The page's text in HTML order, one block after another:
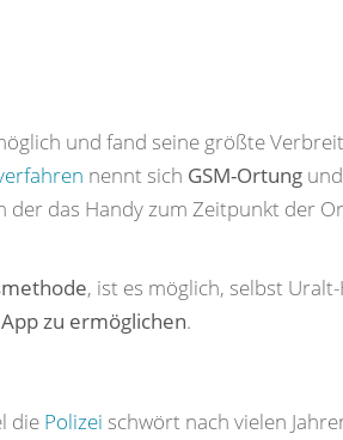
und fand seine größte
nennt sich GSM-Ortung
das Handy zum Zeitpunkt der
, ist es möglich, selbst
zu ermöglichen.
die Polizei schwört nach vielen